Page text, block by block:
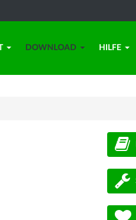
DOWNLOAD HILFE